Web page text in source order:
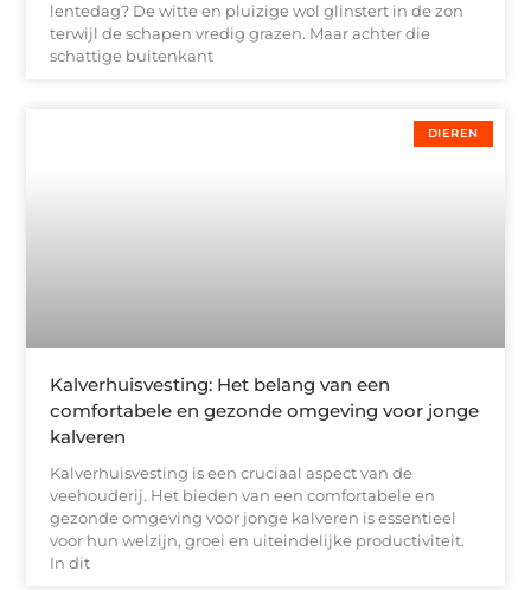
lentedag? De witte en pluizige wol glinstert in de zon
terwijl de schapen vredig grazen. Maar achter die
schattige buitenkant
DIEREN
Kalverhuisvesting: Het belang van een
comfortabele en gezonde omgeving voor jonge
kalveren
Kalverhuisvesting is een cruciaal aspect van de
veehouderij. Het bieden van een comfortabele en
gezonde omgeving voor jonge kalveren is essentieel
voor hun welzijn, groei en uiteindelijke productiviteit.
In dit